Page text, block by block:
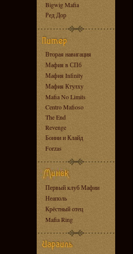
Bigwig Mafia
Ред Дор
Вторая навигация
Мафия в СПб
Мафия Infinity
Мафия Ктулху
Mafia No Limits
Centro Mafioso
The End
Revenge
Бонни и Клайд
Forzas
Первый клуб Мафии
Неаполь
Крёстный отец
Mafia Ring